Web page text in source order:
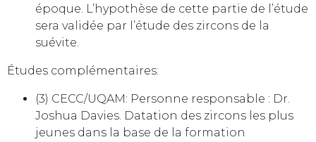
époque. L’hypothèse de cette partie de l’étude
sera validée par l’étude des zircons de la
suévite.
Études complémentaires:
(3) CECC/UQAM: Personne responsable : Dr.
Joshua Davies. Datation des zircons les plus
jeunes dans la base de la formation